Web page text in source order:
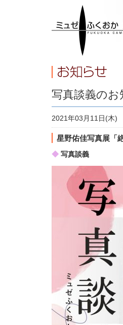
写真談義のお
2021年03月11日(木)
星野佑佳写真展「
◆ 写真談義